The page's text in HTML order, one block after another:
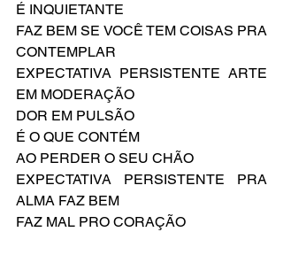
É INQUIETANTE
FAZ BEM SE VOCÊ TEM COISAS PRA
CONTEMPLAR
EXPECTATIVA PERSISTENTE ARTE
EM MODERAÇÃO
DOR EM PULSÃO
É O QUE CONTÉM
AO PERDER O SEU CHÃO
EXPECTATIVA PERSISTENTE PRA
ALMA FAZ BEM
FAZ MAL PRO CORAÇÃO